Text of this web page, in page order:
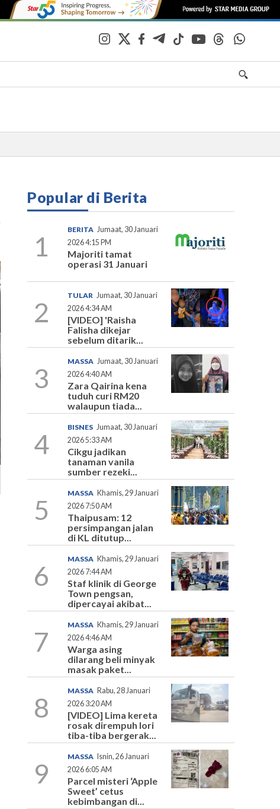
Popular di Berita
1
BERITA Jumaat, 30 Januari
2026 4:15 PM
Majoriti tamat
operasi 31 Januari
2
TULAR Jumaat, 30 Januari
2026 4:34 AM
[VIDEO] 'Raisha
Falisha dikejar
sebelum ditarik...
3
MASSA Jumaat, 30 Januari
2026 4:40 AM
Zara Qairina kena
tuduh curi RM20
walaupun tiada...
4
BISNES Jumaat, 30 Januari
2026 5:33 AM
Cikgu jadikan
tanaman vanila
sumber rezeki...
5
MASSA Khamis, 29 Januari
2026 7:50 AM
Thaipusam: 12
persimpangan jalan
di KL ditutup...
6
MASSA Khamis, 29 Januari
2026 7:44 AM
Staf klinik di George
Town pengsan,
dipercayai akibat...
7
MASSA Khamis, 29 Januari
2026 4:46 AM
Warga asing
dilarang beli minyak
masak paket...
8
MASSA Rabu, 28 Januari
2026 3:20 AM
[VIDEO] Lima kereta
rosak dirempuh lori
tiba-tiba bergerak...
9
MASSA
Isnin, 26 Januari
2026 6:05 AM
Parcel misteri ‘Apple
Sweet’ cetus
kebimbangan di...